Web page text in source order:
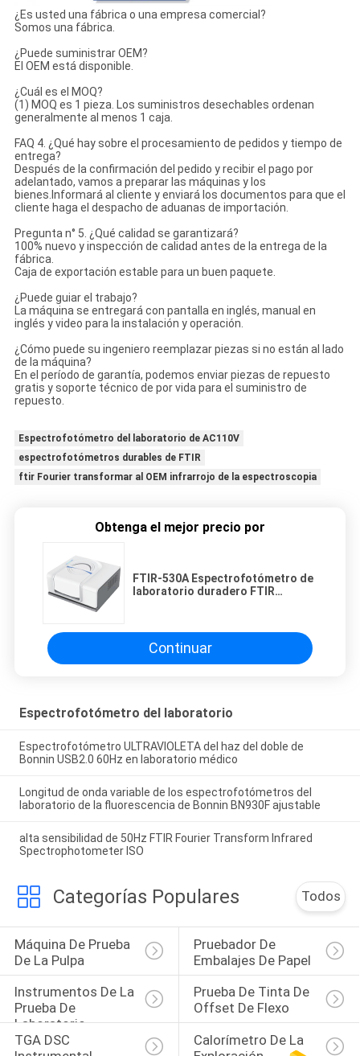
¿Es usted una fábrica o una empresa comercial?
Somos una fábrica.
¿Puede suministrar OEM?
El OEM está disponible.
¿Cuál es el MOQ?
(1) MOQ es 1 pieza. Los suministros desechables ordenan
generalmente al menos 1 caja.
FAQ 4. ¿Qué hay sobre el procesamiento de pedidos y tiempo de
entrega?
Después de la confirmación del pedido y recibir el pago por
adelantado, vamos a preparar las máquinas y los
bienes.Informará al cliente y enviará los documentos para que el
cliente haga el despacho de aduanas de importación.
Pregunta n° 5. ¿Qué calidad se garantizará?
100% nuevo y inspección de calidad antes de la entrega de la
fábrica.
Caja de exportación estable para un buen paquete.
¿Puede guiar el trabajo?
La máquina se entregará con pantalla en inglés, manual en
inglés y video para la instalación y operación.
¿Cómo puede su ingeniero reemplazar piezas si no están al lado
de la máquina?
En el período de garantía, podemos enviar piezas de repuesto
gratis y soporte técnico de por vida para el suministro de
repuesto.
Espectrofotómetro del laboratorio de AC110V
espectrofotómetros durables de FTIR
ftir Fourier transformar al OEM infrarrojo de la espectroscopia
Obtenga el mejor precio por
FTIR-530A Espectrofotómetro de
laboratorio duradero FTIR
infrarrojos OEM
Continuar
Espectrofotómetro del laboratorio
Espectrofotómetro ULTRAVIOLETA del haz del doble de
Bonnin USB2.0 60Hz en laboratorio médico
Longitud de onda variable de los espectrofotómetros del
laboratorio de la fluorescencia de Bonnin BN930F ajustable
alta sensibilidad de 50Hz FTIR Fourier Transform Infrared
Spectrophotometer ISO
Categorías Populares Todos
Máquina De Prueba
De La Pulpa
Pruebador De
Embalajes De Papel
Instrumentos De La
Prueba De
Laboratorio
Prueba De Tinta De
Offset De Flexo
TGA DSC
Calorímetro De La